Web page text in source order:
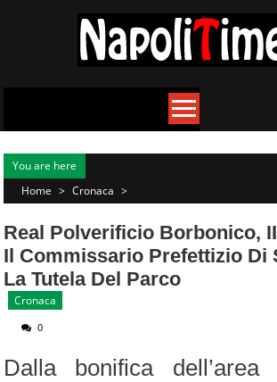
You are here
Home > Cronaca >
Real Polverificio Borbonico,
Il Commissario Prefettizio Di
La Tutela Del Parco
Cronaca
0
Dalla bonifica